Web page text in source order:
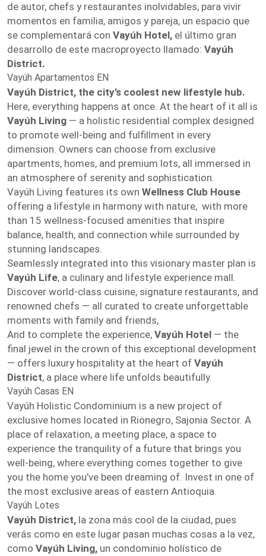
de autor, chefs y restaurantes inolvidables, para vivir
momentos en familia, amigos y pareja, un espacio que
se complementará con Vayúh Hotel, el último gran
desarrollo de este macroproyecto llamado: Vayúh
District.
Vayúh Apartamentos EN
Vayúh District, the city’s coolest new lifestyle hub.
Here, everything happens at once. At the heart of it all is
Vayúh Living — a holistic residential complex designed
to promote well-being and fulfillment in every
dimension. Owners can choose from exclusive
apartments, homes, and premium lots, all immersed in
an atmosphere of serenity and sophistication.
Vayúh Living features its own Wellness Club House
offering a lifestyle in harmony with nature, with more
than 15 wellness-focused amenities that inspire
balance, health, and connection while surrounded by
stunning landscapes.
Seamlessly integrated into this visionary master plan is
Vayúh Life, a culinary and lifestyle experience mall.
Discover world-class cuisine, signature restaurants, and
renowned chefs — all curated to create unforgettable
moments with family and friends,
And to complete the experience, Vayúh Hotel — the
final jewel in the crown of this exceptional development
— offers luxury hospitality at the heart of Vayúh
District, a place where life unfolds beautifully.
Vayúh Casas EN
Vayúh Holistic Condominium is a new project of
exclusive homes located in Rionegro, Sajonia Sector. A
place of relaxation, a meeting place, a space to
experience the tranquility of a future that brings you
well-being, where everything comes together to give
you the home you’ve been dreaming of. Invest in one of
the most exclusive areas of eastern Antioquia.
Vayúh Lotes
Vayúh District, la zona más cool de la ciudad, pues
verás como en este lugar pasan muchas cosas a la vez,
como Vayúh Living, un condominio holístico de